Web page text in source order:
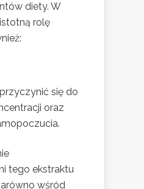
diety. W
rolę
się do
oraz
tego ekstraktu
wśród